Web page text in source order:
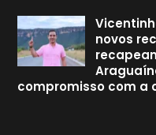
novos
compromisso com a